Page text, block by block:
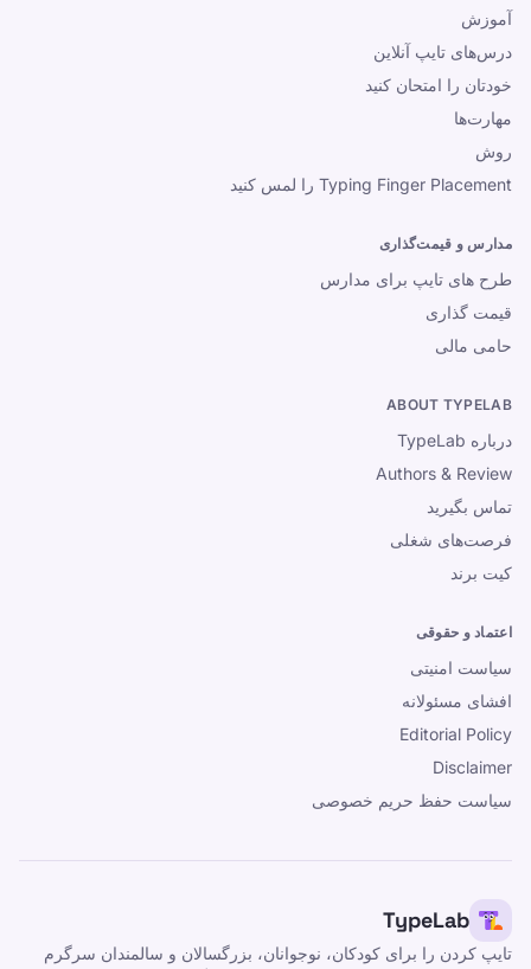
آموزش
درس‌های تایپ آنلاین
خودتان را امتحان کنید
مهارت‌ها
روش
Typing Finger Placement را لمس کنید
مدارس و قیمت‌گذاری
طرح های تایپ برای مدارس
قیمت گذاری
حامی مالی
ABOUT TYPELAB
درباره TypeLab
Authors & Review
تماس بگیرید
فرصت‌های شغلی
کیت برند
اعتماد و حقوقی
سیاست امنیتی
افشای مسئولانه
Editorial Policy
Disclaimer
سیاست حفظ حریم خصوصی
TypeLab
تایپ کردن را برای کودکان، نوجوانان، بزرگسالان و سالمندان سرگرم